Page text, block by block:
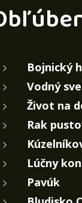
Bojnický
Vodný
Život na
Rak
Lúčny
Pavúk